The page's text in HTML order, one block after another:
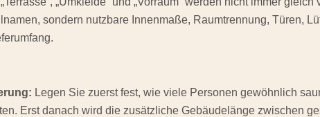
sondern nutzbare Innenmaße, Raumtrennung, Türen,
Legen Sie zuerst fest, wie viele Personen gewöhnlich
Erst danach wird die zusätzliche Gebäudelänge zwischen